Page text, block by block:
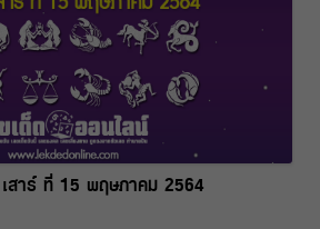
สาร์ ที่ 15 พฤษภาคม 2564